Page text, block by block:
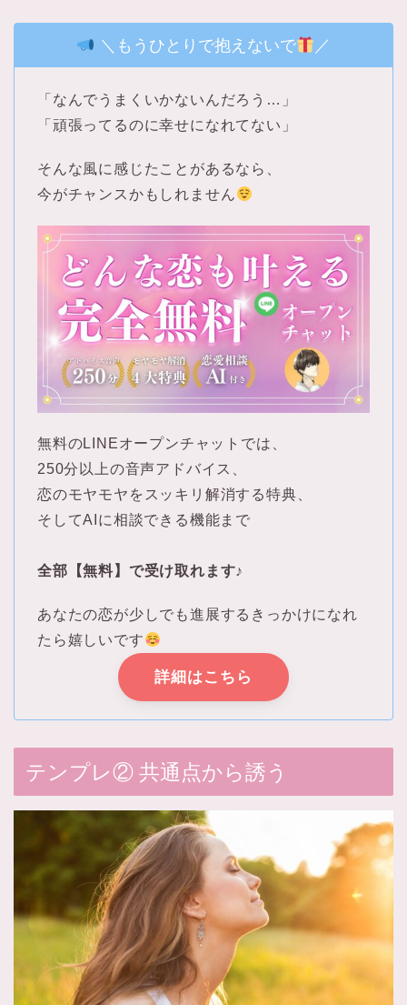
＼もうひとりで抱えないで ／
「なんでうまくいかないんだろう…」
「頑張ってるのに幸せになれてない」
そんな風に感じたことがあるなら、
今がチャンスかもしれません
無料のLINEオープンチャットでは、
250分以上の音声アドバイス、
恋のモヤモヤをスッキリ解消する特典、
そしてAIに相談できる機能まで
全部【無料】で受け取れます♪
あなたの恋が少しでも進展するきっかけになれ
たら嬉しいです
詳細はこちら
テンプレ② 共通点から誘う